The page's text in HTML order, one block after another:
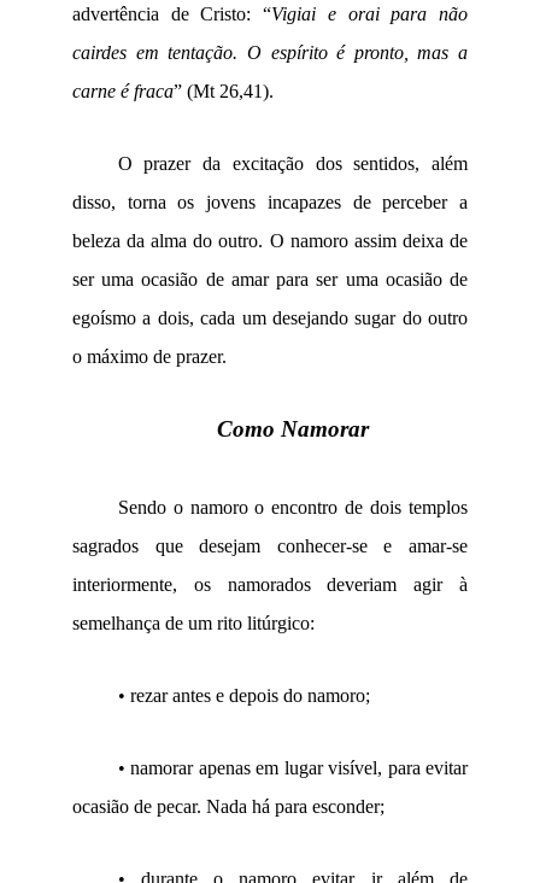
advertência de Cristo: “Vigiai e orai para não
cairdes em tentação. O espírito é pronto, mas a
carne é fraca” (Mt 26,41).
O prazer da excitação dos sentidos, além
disso, torna os jovens incapazes de perceber a
beleza da alma do outro. O namoro assim deixa de
ser uma ocasião de amar para ser uma ocasião de
egoísmo a dois, cada um desejando sugar do outro
o máximo de prazer.
Como Namorar
Sendo o namoro o encontro de dois templos
sagrados que desejam conhecer-se e amar-se
interiormente, os namorados deveriam agir à
semelhança de um rito litúrgico:
• rezar antes e depois do namoro;
•namorar apenas em lugar visível, para evitar
ocasião de pecar. Nada há para esconder;
• durante o namoro evitar ir além de